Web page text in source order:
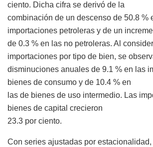
ciento. Dicha cifra se derivó de la
combinación de un descenso de 50.8 %
importaciones petroleras y de un
de 0.3 % en las no petroleras. Al
importaciones por tipo de bien, se
disminuciones anuales de 9.1 % en las
bienes de consumo y de 10.4 % en
las de bienes de uso intermedio. Las
bienes de capital crecieron
23.3 por ciento.
Con series ajustadas por